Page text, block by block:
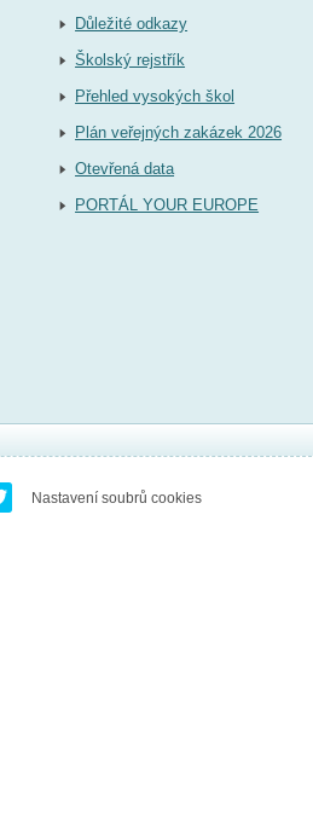
Důležité odkazy
Školský rejstřík
Přehled vysokých škol
Plán veřejných zakázek 2026
Otevřená data
PORTÁL YOUR EUROPE
Nastavení soubrů cookies